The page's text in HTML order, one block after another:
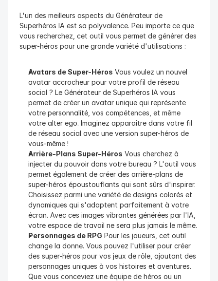
L'un des meilleurs aspects du Générateur de
Superhéros IA est sa polyvalence. Peu importe ce que
vous recherchez, cet outil vous permet de générer des
super-héros pour une grande variété d'utilisations :
Avatars de Super-Héros Vous voulez un nouvel
avatar accrocheur pour votre profil de réseau
social ? Le Générateur de Superhéros IA vous
permet de créer un avatar unique qui représente
votre personnalité, vos compétences, et même
votre alter ego. Imaginez apparaître dans votre fil
de réseau social avec une version super-héros de
vous-même !
Arrière-Plans Super-Héros Vous cherchez à
injecter du pouvoir dans votre bureau ? L'outil vous
permet également de créer des arrière-plans de
super-héros époustouflants qui sont sûrs d'inspirer.
Choisissez parmi une variété de designs colorés et
dynamiques qui s'adaptent parfaitement à votre
écran. Avec ces images vibrantes générées par l'IA,
votre espace de travail ne sera plus jamais le même.
Personnages de RPG Pour les joueurs, cet outil
change la donne. Vous pouvez l'utiliser pour créer
des super-héros pour vos jeux de rôle, ajoutant des
personnages uniques à vos histoires et aventures.
Que vous conceviez une équipe de héros ou un